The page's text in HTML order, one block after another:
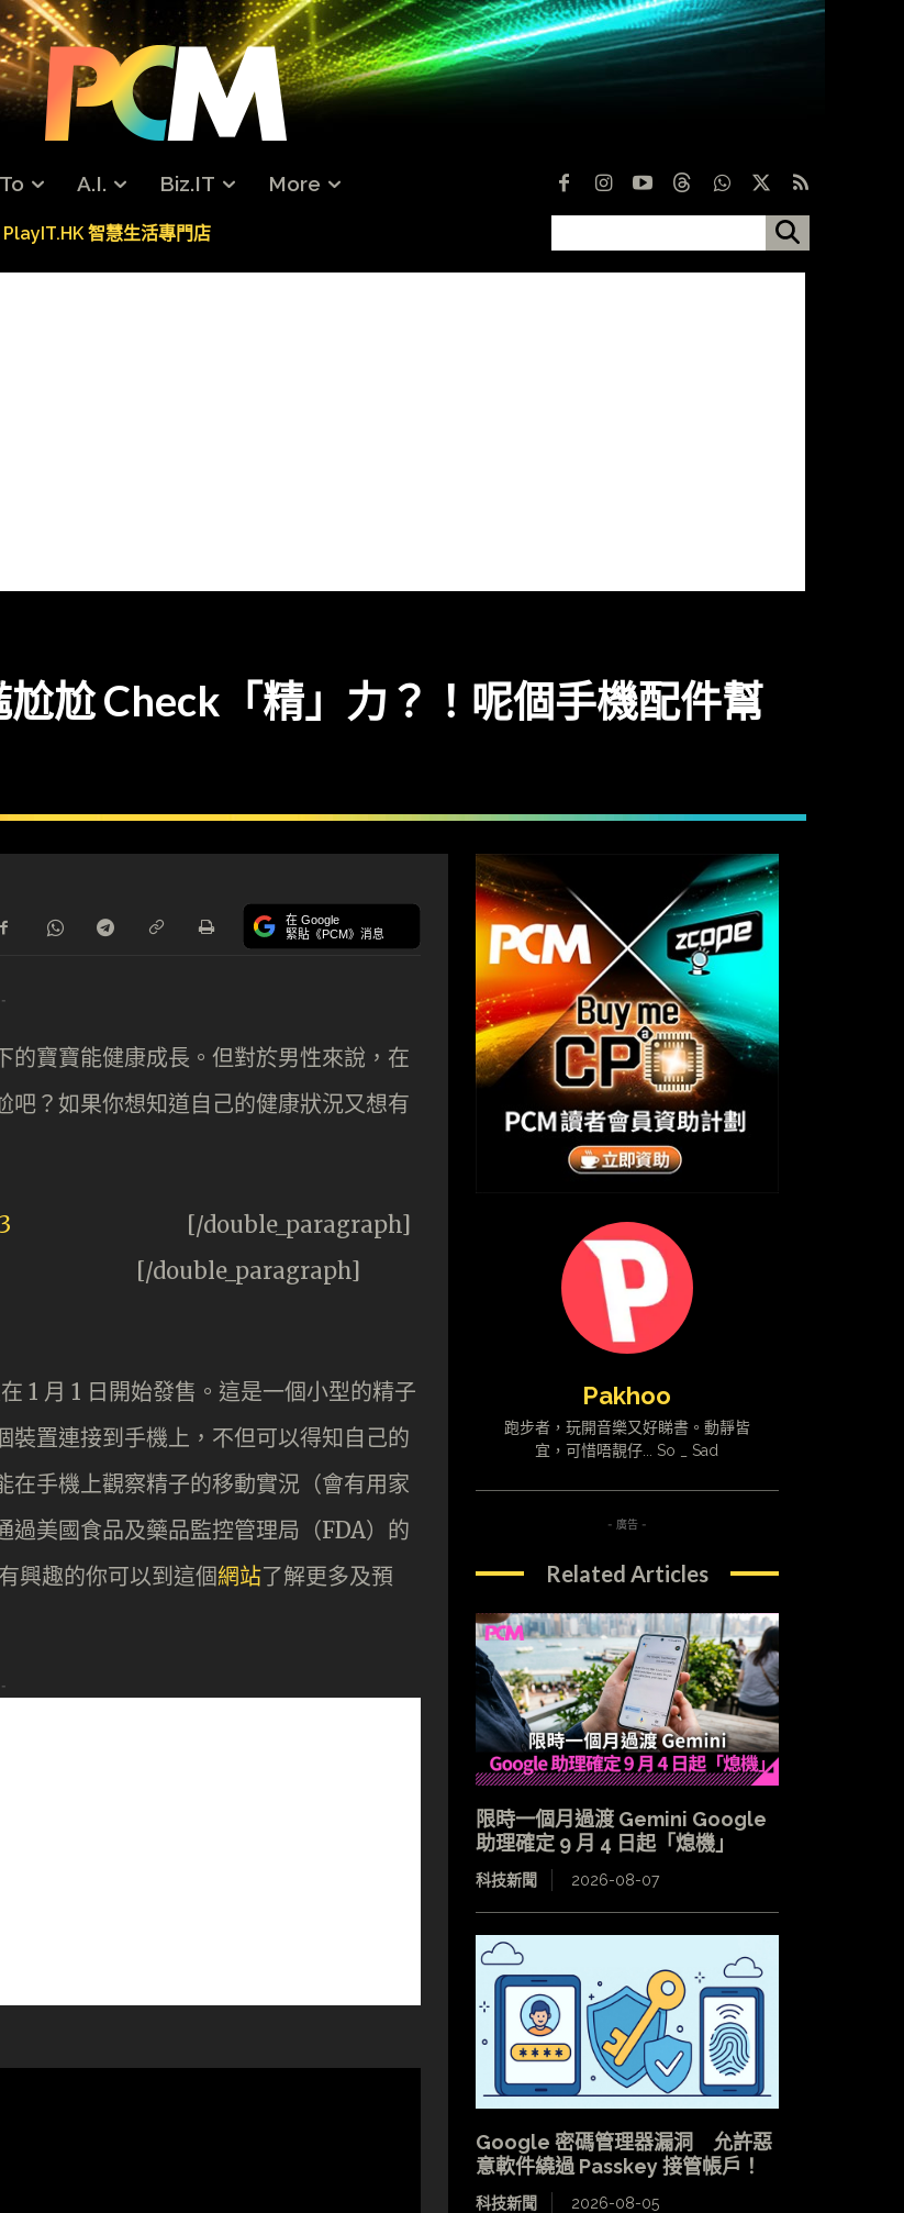
A.I. Biz.IT More
PlayIT.HK 智慧生活專門店
尬尬 Check「精」力？！呢個手機配件幫
在 Google
緊貼《PCM》消息
寶寶能健康成長。但對於男性來說，在
？如果你想知道自己的健康狀況又想有
[/double_paragraph]
[/double_paragraph]
1 月 1 日開始發售。這是一個小型的精子
置連接到手機上，不但可以得知自己的
手機上觀察精子的移動實況（會有用家
美國食品及藥品監控管理局（FDA）的
興趣的你可以到這個網站了解更多及預
Pakhoo
跑步者，玩開音樂又好睇書。動靜皆
宜，可惜唔靚仔... So _ Sad
- 廣告 -
Related Articles
限時一個月過渡 Gemini Google
助理確定 9 月 4 日起「熄機」
科技新聞 2026-08-07
Google 密碼管理器漏洞 允許惡
意軟件繞過 Passkey 接管帳戶！
科技新聞 2026-08-05